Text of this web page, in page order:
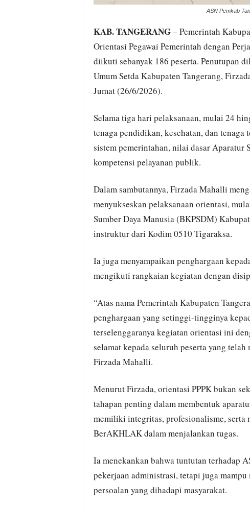
ASN Pemkab
KAB. TANGERANG– Pemerintah
Orientasi Pegawai Pemerintah dengan
diikuti sebanyak 186 peserta. Penutupan
Umum Setda Kabupaten Tangerang,
Jumat (26/6/2026).
Selama tiga hari pelaksanaan, mulai 24
tenaga pendidikan, kesehatan, dan
sistem pemerintahan, nilai dasar Aparatur
kompetensi pelayanan publik.
Dalam sambutannya, Firzada Mahalli
menyukseskan pelaksanaan orientasi,
Sumber Daya Manusia (BKPSDM)
instruktur dari Kodim 0510 Tigaraksa.
Ia juga menyampaikan penghargaan
mengikuti rangkaian kegiatan dengan
“Atas nama Pemerintah Kabupaten
penghargaan yang setinggi-tingginya
terselenggaranya kegiatan orientasi ini
selamat kepada seluruh peserta yang
Firzada Mahalli.
Menurut Firzada, orientasi PPPK bukan
tahapan penting dalam membentuk
memiliki integritas, profesionalisme, serta
BerAKHLAK dalam menjalankan tugas.
Ia menekankan bahwa tuntutan terhadap
pekerjaan administrasi, tetapi juga
persoalan yang dihadapi masyarakat.